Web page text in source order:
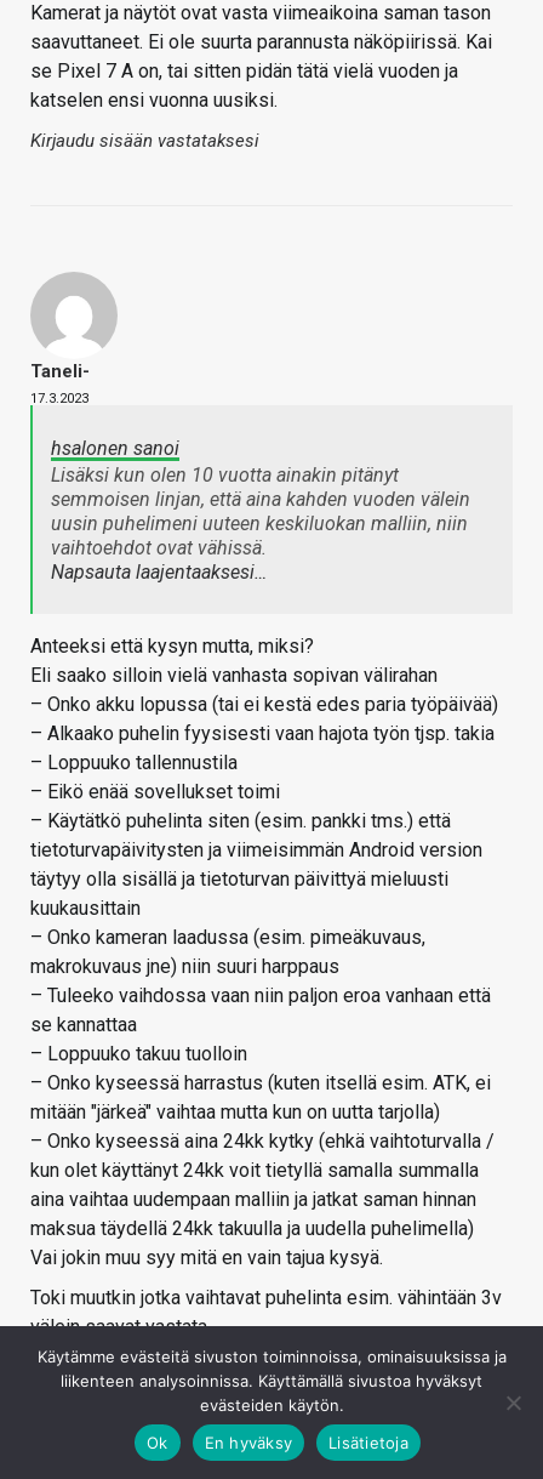
Kamerat ja näytöt ovat vasta viimeaikoina saman tason
saavuttaneet. Ei ole suurta parannusta näköpiirissä. Kai
se Pixel 7 A on, tai sitten pidän tätä vielä vuoden ja
katselen ensi vuonna uusiksi.
Kirjaudu sisään vastataksesi
Taneli-
17.3.2023
hsalonen sanoi
Lisäksi kun olen 10 vuotta ainakin pitänyt
semmoisen linjan, että aina kahden vuoden välein
uusin puhelimeni uuteen keskiluokan malliin, niin
vaihtoehdot ovat vähissä.
Napsauta laajentaaksesi…
Anteeksi että kysyn mutta, miksi?
Eli saako silloin vielä vanhasta sopivan välirahan
– Onko akku lopussa (tai ei kestä edes paria työpäivää)
– Alkaako puhelin fyysisesti vaan hajota työn tjsp. takia
– Loppuuko tallennustila
– Eikö enää sovellukset toimi
– Käytätkö puhelinta siten (esim. pankki tms.) että
tietoturvapäivitysten ja viimeisimmän Android version
täytyy olla sisällä ja tietoturvan päivittyä mieluusti
kuukausittain
– Onko kameran laadussa (esim. pimeäkuvaus,
makrokuvaus jne) niin suuri harppaus
– Tuleeko vaihdossa vaan niin paljon eroa vanhaan että
se kannattaa
– Loppuuko takuu tuolloin
– Onko kyseessä harrastus (kuten itsellä esim. ATK, ei
mitään "järkeä" vaihtaa mutta kun on uutta tarjolla)
– Onko kyseessä aina 24kk kytky (ehkä vaihtoturvalla /
kun olet käyttänyt 24kk voit tietyllä samalla summalla
aina vaihtaa uudempaan malliin ja jatkat saman hinnan
maksua täydellä 24kk takuulla ja uudella puhelimella)
Vai jokin muu syy mitä en vain tajua kysyä.
Toki muutkin jotka vaihtavat puhelinta esim. vähintään 3v
välein saavat vastata.
Kirjaudu sisään vastataksesi
Käytämme evästeitä sivuston toiminnoissa, ominaisuuksissa ja
liikenteen analysoinnissa. Käyttämällä sivustoa hyväksyt
evästeiden käytön.
Ok
En hyväksy Lisätietoja